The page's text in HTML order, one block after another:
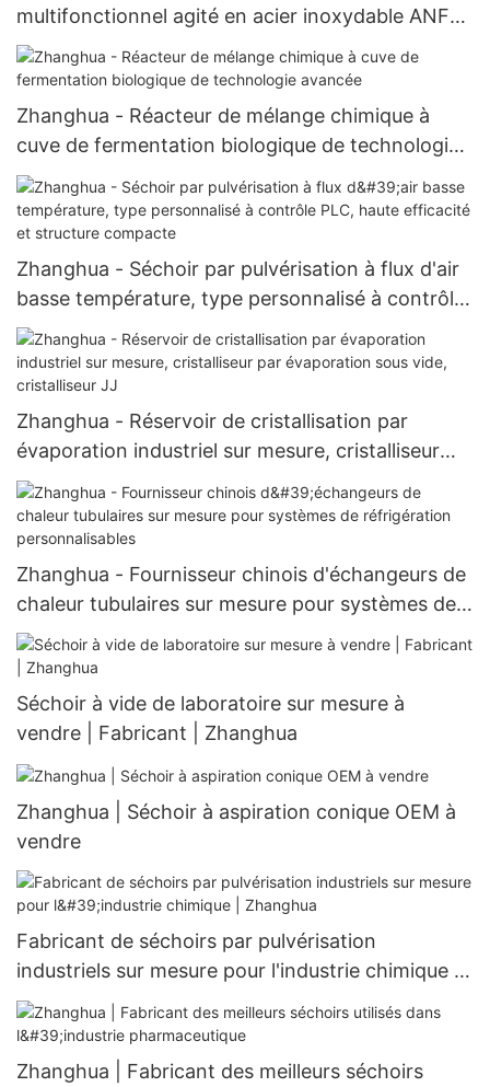
multifonctionnel agité en acier inoxydable ANFD
Sécheur-filtre Nutsche agité
Zhanghua - Réacteur de mélange chimique à
cuve de fermentation biologique de technologie
avancée
Zhanghua - Séchoir par pulvérisation à flux d'air
basse température, type personnalisé à contrôle
PLC, haute efficacité et structure compacte
Zhanghua - Réservoir de cristallisation par
évaporation industriel sur mesure, cristalliseur
par évaporation sous vide, cristalliseur JJ
Zhanghua - Fournisseur chinois d'échangeurs de
chaleur tubulaires sur mesure pour systèmes de
réfrigération personnalisables
Séchoir à vide de laboratoire sur mesure à
vendre | Fabricant | Zhanghua
Zhanghua | Séchoir à aspiration conique OEM à
vendre
Fabricant de séchoirs par pulvérisation
industriels sur mesure pour l'industrie chimique |
Zhanghua
Zhanghua | Fabricant des meilleurs séchoirs